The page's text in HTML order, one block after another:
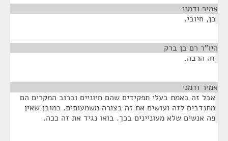
אמיר ודמני
כן, חיובי.
היו"ר רם בן ברק
זה הרבה.
אמיר ודמני
אבל זה באמת בעלי תפקידים שהם חיוניים וברוב המקרים הם
מתנדבים לזה ועושים את זה בצורה משמעותית. כמובן שאין
פה אנשים שלא מעוניינים בכך. בואו נגיד את זה ככה.